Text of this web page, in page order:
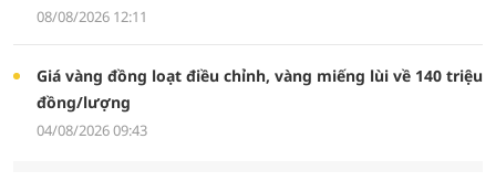
08/08/2026 12:11
Giá vàng đồng loạt điều chỉnh, vàng miếng lùi về 140 triệu
đồng/lượng
04/08/2026 09:43